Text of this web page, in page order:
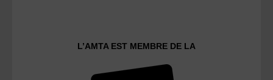
L’AMTA EST MEMBRE DE LA